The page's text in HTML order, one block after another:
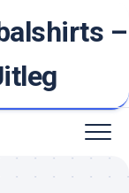
–